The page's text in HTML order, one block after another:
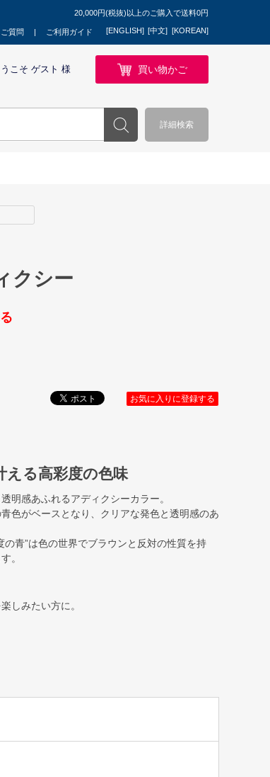
20,000円(税抜)以上のご購入で送料0円
質問 ご利用ガイド [ENGLISH] [中文] [KOREAN]
こそ ゲスト 様 買い物かご
詳細検索
クシー
お気に入りに登録する
える高彩度の色味
明感あふれるアディクシーカラー。
色がベースとなり、クリアな発色と透明感のあ
青”は色の世界でブラウンと反対の性質を持
。
しみたい方に。